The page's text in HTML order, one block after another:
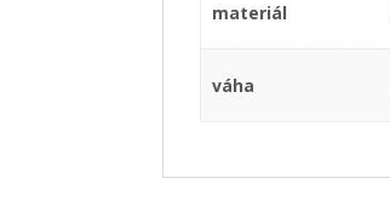
materiál
váha